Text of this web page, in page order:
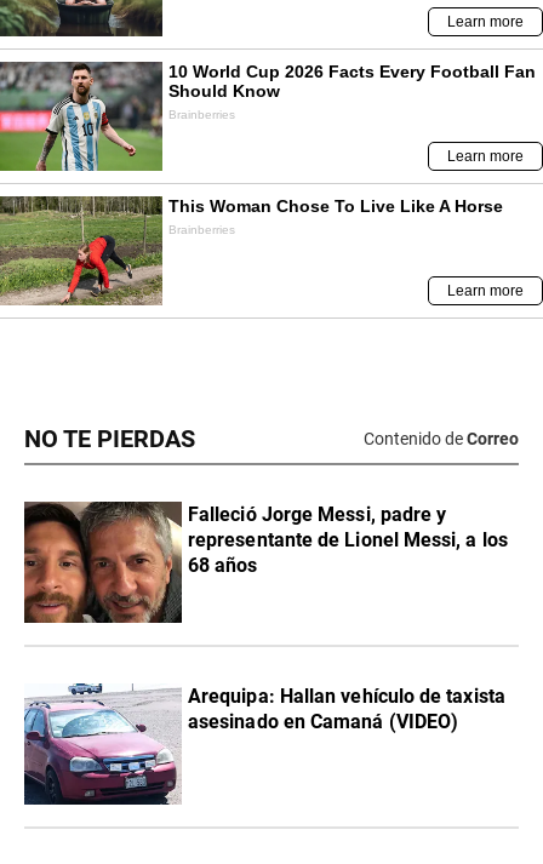
NO TE PIERDAS Contenido deCorreo
Falleció Jorge Messi, padre y
representante de Lionel Messi, a los
68 años
Arequipa: Hallan vehículo de taxista
asesinado en Camaná (VIDEO)